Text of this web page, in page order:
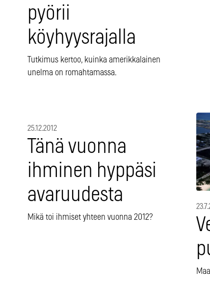
pyörii
köyhyysrajalla
Tutkimus kertoo, kuinka amerikkalainen
unelma on romahtamassa.
25.12.2012
Tänä vuonna
ihminen hyppäsi
avaruudesta
Mikä toi ihmiset yhteen vuonna 2012?